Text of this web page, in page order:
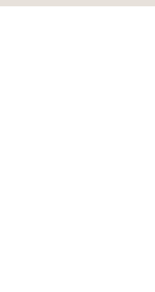
2 года
28мм.
2 года